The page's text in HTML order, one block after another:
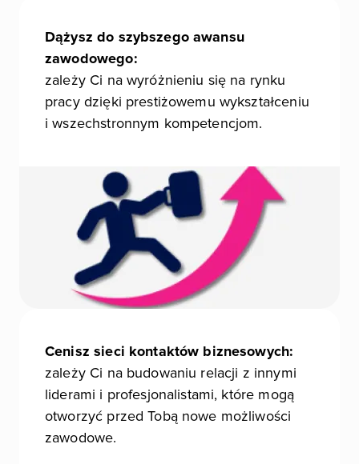
Dążysz do szybszego awansu
zawodowego:
zależy Ci na wyróżnieniu się na rynku
pracy dzięki prestiżowemu wykształceniu
i wszechstronnym kompetencjom.
Cenisz sieci kontaktów biznesowych:
zależy Ci na budowaniu relacji z innymi
liderami i profesjonalistami, które mogą
otworzyć przed Tobą nowe możliwości
zawodowe.